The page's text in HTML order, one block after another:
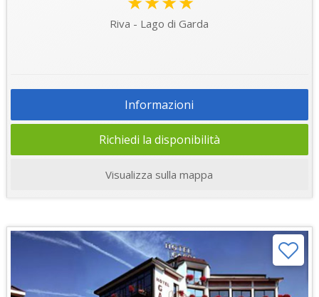
Riva - Lago di Garda
Informazioni
Richiedi la disponibilità
Visualizza sulla mappa